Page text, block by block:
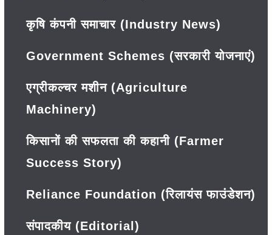
कृषि कंपनी समाचार (Industry News)
Government Schemes (सरकारी योजनाएं)
एग्रीकल्चर मशीन (Agriculture
Machinery)
किसानों की सफलता की कहानी (Farmer
Success Story)
Reliance Foundation (रिलायंस फाउंडेशन)
संपादकीय (Editorial)